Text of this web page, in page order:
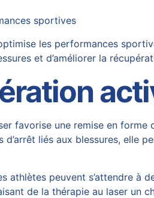
sportives
les performances
et d’améliorer la
favorise une remise en
liés aux blessures,
peuvent s’attendre à
de la thérapie au laser